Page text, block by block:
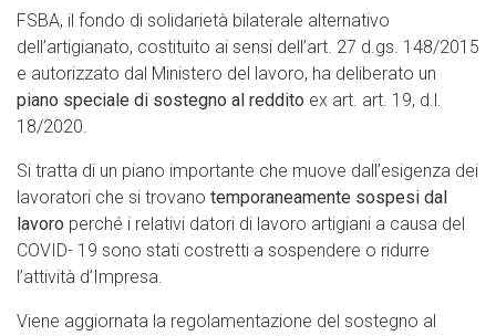
FSBA, il fondo di solidarietà bilaterale alternativo
dell’artigianato, costituito ai sensi dell’art. 27 d.gs. 148/2015
e autorizzato dal Ministero del lavoro, ha deliberato un
piano speciale di sostegno al reddito ex art. art. 19, d.l.
18/2020.
Si tratta di un piano importante che muove dall’esigenza dei
lavoratori che si trovano temporaneamente sospesi dal
lavoro perché i relativi datori di lavoro artigiani a causa del
COVID- 19 sono stati costretti a sospendere o ridurre
l’attività d’Impresa.
Viene aggiornata la regolamentazione del sostegno al